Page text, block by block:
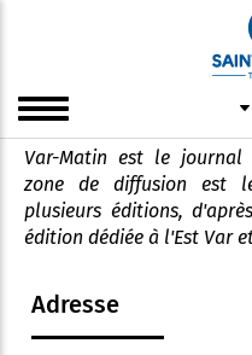
Var Matin -
Var-Matin est le journal
zone de diffusion est
plusieurs éditions,
édition dédiée à l'Est Var
Adresse